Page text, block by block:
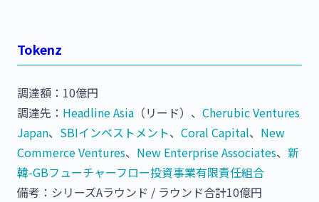
Tokenz
調達額：10億円
調達先： Headline Asia （リード）、 Cherubic Ventures
Japan、 SBIインベストメント、 Coral Capital、 New
Commerce Ventures、 New Enterprise Associates、 新
韓-GBフューチャーフロー投資事業有限責任組合
備考：シリーズAラウンド / ラウンド合計10億円